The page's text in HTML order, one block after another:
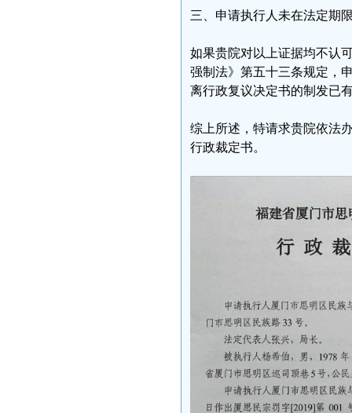
三、申请执行人未在法定期
如果贵院对以上证据均不认
强制法》第五十三条规定，
离行政复议决定书的制发已
综上所述，特请求贵院依法
行政裁定书。